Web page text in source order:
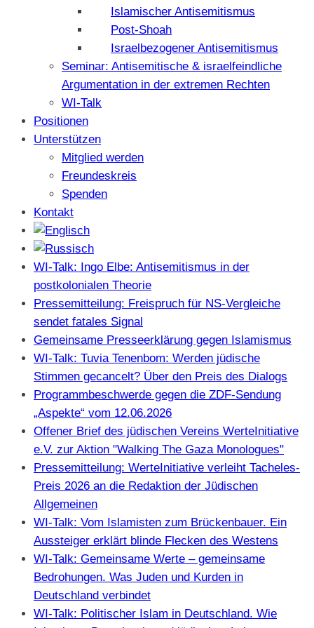
Islamischer Antisemitismus
Post-Shoah
Israelbezogener Antisemitismus
Seminar: Antisemitische & israelfeindliche
Argumentation in der extremen Rechten
WI-Talk
Positionen
Unterstützen
Mitglied werden
Freundeskreis
Spenden
Kontakt
WI-Talk: Ingo Elbe: Antisemitismus in der
postkolonialen Theorie
Pressemitteilung: Freispruch für NS-Vergleiche
sendet fatales Signal
Gemeinsame Presseerklärung gegen Islamismus
WI-Talk: Tuvia Tenenbom: Werden jüdische
Stimmen gecancelt? Über den Preis des Dialogs
Programmbeschwerde gegen die ZDF-Sendung
„Aspekte“ vom 12.06.2026
Offener Brief des jüdischen Vereins WerteInitiative
e.V. zur Aktion "Walking The Gaza Monologues"
Pressemitteilung: WerteInitiative verleiht Tacheles-
Preis 2026 an die Redaktion der Jüdischen
Allgemeinen
WI-Talk: Vom Islamisten zum Brückenbauer. Ein
Aussteiger erklärt blinde Flecken des Westens
WI-Talk: Gemeinsame Werte – gemeinsame
Bedrohungen. Was Juden und Kurden in
Deutschland verbindet
WI-Talk: Politischer Islam in Deutschland. Wie